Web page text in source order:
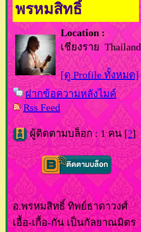
พรหมสิทธิ์
Location :
เชียงราย Thailand
[ดู Profile ทั้งหมด]
ฝากข้อความหลังไมค์
Rss Feed
ผู้ติดตามบล็อก : 1 คน [?]
อ.พรหมสิทธิ์ ทิพย์ธาดาวงศ์
เอื้อ-เกื้อ-กัน เป็นกัลยาณมิตร